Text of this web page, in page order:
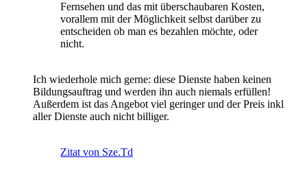
Fernsehen und das mit überschaubaren Kosten,
vorallem mit der Möglichkeit selbst darüber zu
entscheiden ob man es bezahlen möchte, oder
nicht.
Ich wiederhole mich gerne: diese Dienste haben keinen
Bildungsauftrag und werden ihn auch niemals erfüllen!
Außerdem ist das Angebot viel geringer und der Preis inkl
aller Dienste auch nicht billiger.
Zitat von Sze.Td